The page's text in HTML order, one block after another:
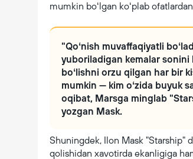
mumkin boʻlgan koʻplab
"Qoʻnish muvaffaqiyatli
yuboriladigan kemalar sonini
boʻlishni orzu qilgan har bir
mumkin — kim oʻzida buyuk
oqibat, Marsga minglab
yozgan Mask.
Shuningdek, Ilon Mask "Starship"
qolishidan xavotirda ekanligiga